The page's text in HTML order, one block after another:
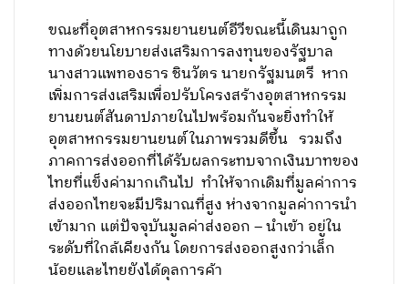
ขณะที่อุตสาหกรรมยานยนต์อีวีขณะนี้เดินมาถูก
ทางด้วยนโยบายส่งเสริมการลงทุนของรัฐบาล
นางสาวแพทองธาร ชินวัตร นายกรัฐมนตรี หาก
เพิ่มการส่งเสริมเพื่อปรับโครงสร้างอุตสาหกรรม
ยานยนต์สันดาปภายในไปพร้อมกันจะยิ่งทำให้
อุตสาหกรรมยานยนต์ในภาพรวมดีขึ้น รวมถึง
ภาคการส่งออกที่ได้รับผลกระทบจากเงินบาทของ
ไทยที่แข็งค่ามากเกินไป ทำให้จากเดิมที่มูลค่าการ
ส่งออกไทยจะมีปริมาณที่สูง ห่างจากมูลค่าการนำ
เข้ามาก แต่ปัจจุบันมูลค่าส่งออก – นำเข้า อยู่ใน
ระดับที่ใกล้เคียงกัน โดยการส่งออกสูงกว่าเล็ก
น้อยและไทยยังได้ดุลการค้า